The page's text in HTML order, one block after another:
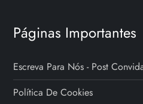
Páginas Importantes
Escreva Para Nós - Post
Política De Cookies